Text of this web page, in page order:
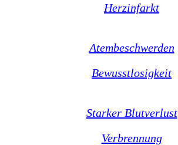
Herzinfarkt
Atembeschwerden
Bewusstlosigkeit
Starker Blutverlust
Verbrennung